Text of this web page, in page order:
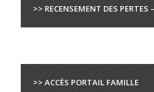
>> RECENSEMENT DES
>> ACCÈS PORTAIL FAMILLE